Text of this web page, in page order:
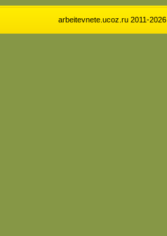
arbeitevnete.ucoz.ru 2011-2026